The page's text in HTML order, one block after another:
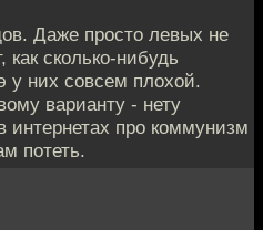
Даже просто левых не
сколько-нибудь
у них совсем плохой.
варианту - нету
про коммунизм
потеть.